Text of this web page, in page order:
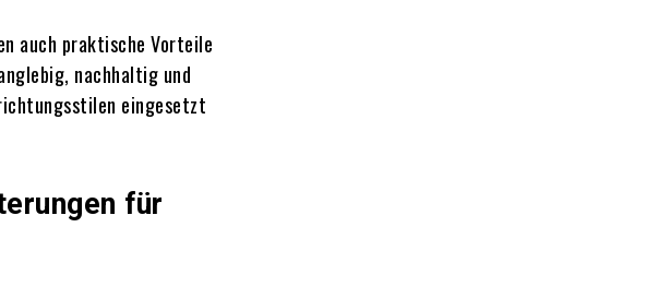
auch praktische Vorteile
nachhaltig und
eingesetzt
für